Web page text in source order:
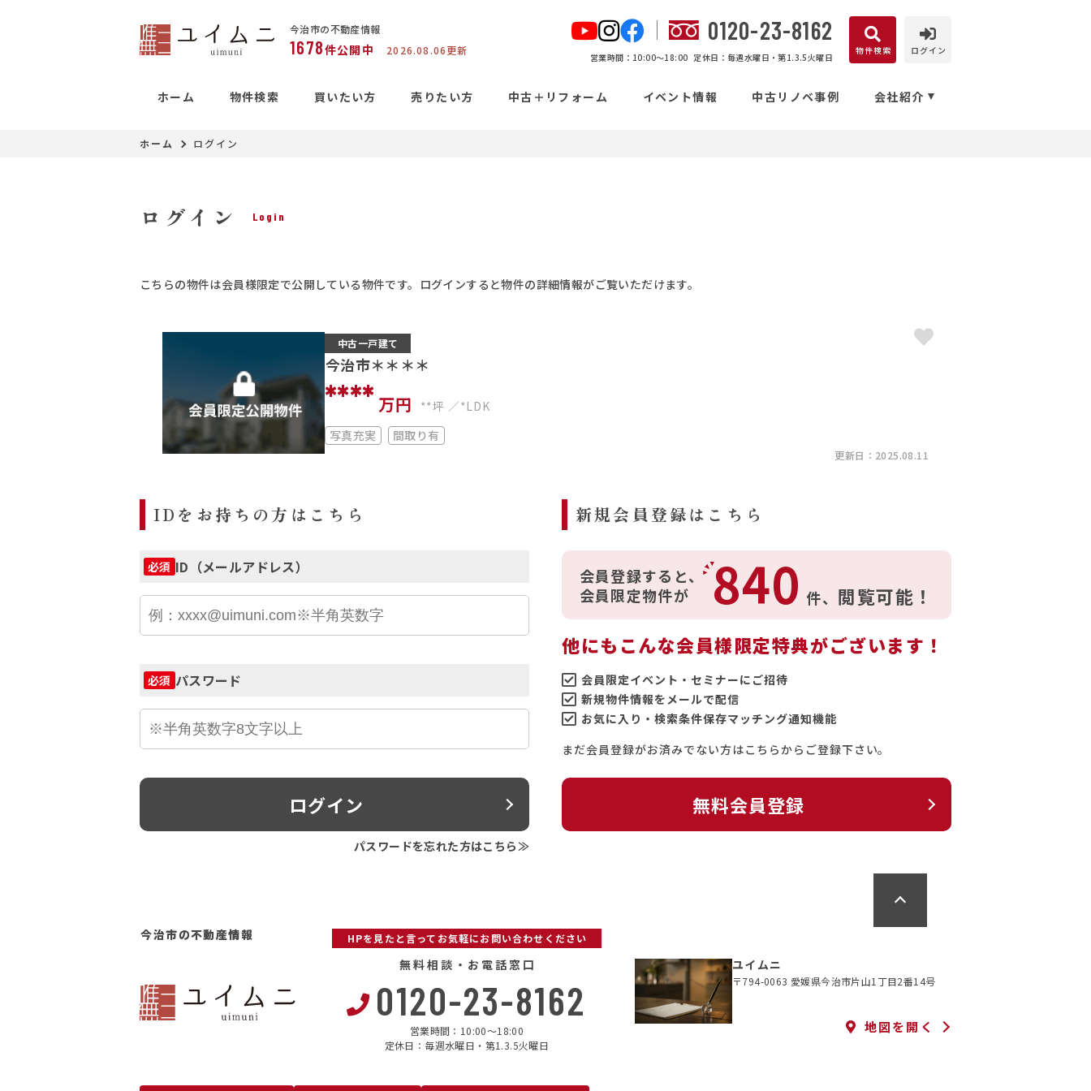
今治市の不動産情報
1678件公開中 2026.08.06更新
0120-23-8162
営業時間：10:00〜18:00 定休日：毎週水曜日・第1.3.5火曜日
物件検索 ログイン
ホーム 物件検索 買いたい方 売りたい方 中古＋リフォーム イベント情報 中古リノベ事例 会社紹介
ホーム ログイン
ログイン Login
こちらの物件は会員様限定で公開している物件です。ログインすると物件の詳細情報がご覧いただけます。
中古一戸建て
今治市＊＊＊＊
**** 万円 **坪
*LDK
写真充実
間取り有
更新日：2025.08.11
IDをお持ちの方はこちら
必須 ID（メールアドレス）
必須 パスワード
ログイン
パスワードを忘れた方はこちら≫
新規会員登録はこちら
会員登録すると、
会員限定物件が
840 件、 閲覧可能！
他にもこんな会員様限定特典がございます！
会員限定イベント・セミナーにご招待
新規物件情報をメールで配信
お気に入り・検索条件保存マッチング通知機能
まだ会員登録がお済みでない方はこちらからご登録下さい。
無料会員登録
今治市の不動産情報 HPを見たと言ってお気軽にお問い合わせください
無料相談・お電話窓口
0120-23-8162
営業時間：10:00〜18:00
定休日：毎週水曜日・第1.3.5火曜日
ユイムニ
〒794-0063 愛媛県今治市片山1丁目2番14号
地図を開く